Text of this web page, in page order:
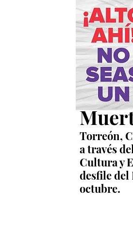
Torreón,
a través
Cultura y
desfile del
octubre.